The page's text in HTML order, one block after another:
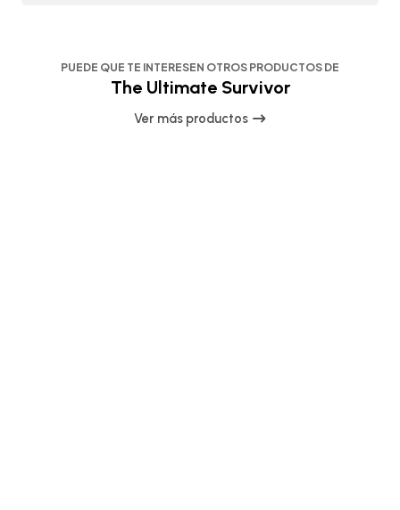
PUEDE QUE TE INTERESEN OTROS PRODUCTOS DE
The Ultimate Survivor
Ver más productos